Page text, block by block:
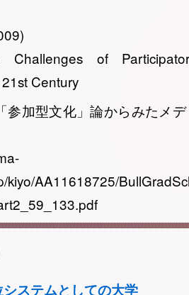
Challenges of
Century
参加型文化」論からみたメ
kiyo/AA11618725/
システムとしての大学